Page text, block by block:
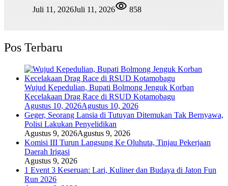
Juli 11, 2026Juli 11, 2026 858
Pos Terbaru
Wujud Kepedulian, Bupati Bolmong Jenguk Korban
Kecelakaan Drag Race di RSUD Kotamobagu
Agustus 10, 2026Agustus 10, 2026
Geger, Seorang Lansia di Tutuyan Ditemukan Tak Bernyawa,
Polisi Lakukan Penyelidikan
Agustus 9, 2026Agustus 9, 2026
Komisi III Turun Langsung Ke Oluhuta, Tinjau Pekerjaan
Daerah Irigasi
Agustus 9, 2026
1 Event 3 Keseruan: Lari, Kuliner dan Budaya di Jaton Fun
Run 2026